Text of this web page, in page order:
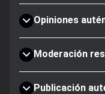
Opiniones
Moderación
Publicación